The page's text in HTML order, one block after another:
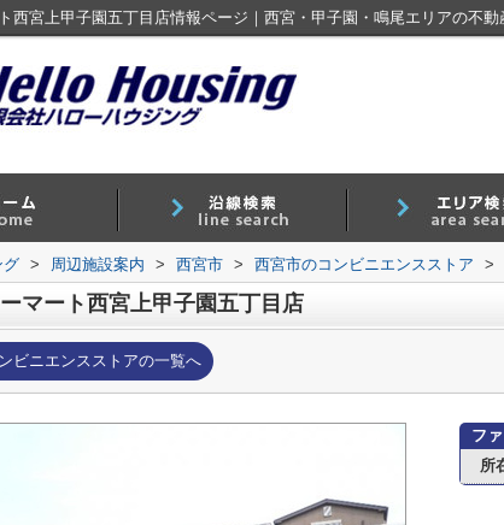
グ > 周辺施設案内 > 西宮市 > 西宮市のコンビニエンスストア >
マート西宮上甲子園五丁目店
ビニエンスストアの一覧へ
フ
所